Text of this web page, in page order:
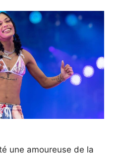
une amoureuse de la